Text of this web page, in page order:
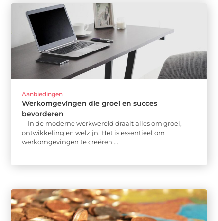
Aanbiedingen
Werkomgevingen die groei en succes
bevorderen
In de moderne werkwereld draait alles om groei,
ontwikkeling en welzijn. Het is essentieel om
werkomgevingen te creëren ...